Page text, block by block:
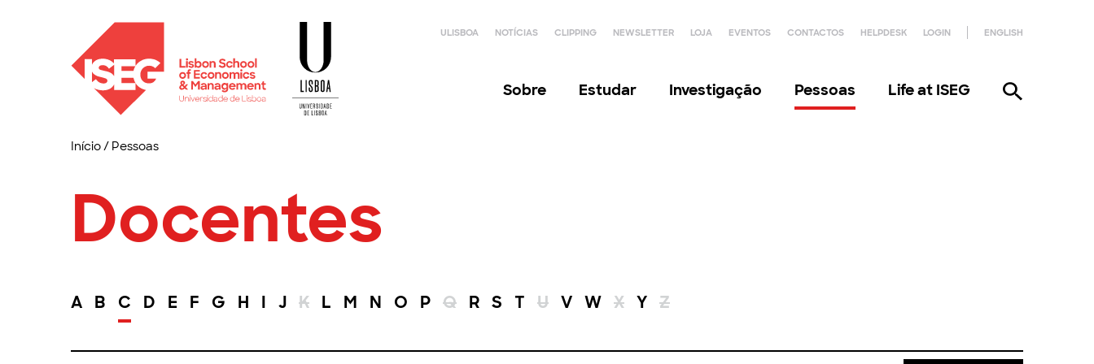
ULISBOA NOTÍCIAS CLIPPING NEWSLETTER LOJA EVENTOS CONTACTOS HELPDESK LOGIN ENGLISH
Sobre Estudar Investigação Pessoas Life at ISEG
Início/ Pessoas
Docentes
A B C D E F G H I J K L M N O P Q R S T U V W X Y Z